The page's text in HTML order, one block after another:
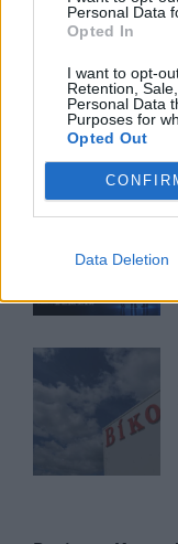
Personal Data
Opted In
I want to opt-
Retention,
Personal Data
Purposes for
Opted Out
Data Deletion